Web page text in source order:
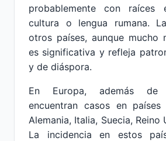
probablemente con raíces
cultura o lengua rumana.
otros países, aunque mucho
es significativa y refleja
y de diáspora.
En Europa, además de
encuentran casos en países
Alemania, Italia, Suecia, Reino
La incidencia en estos